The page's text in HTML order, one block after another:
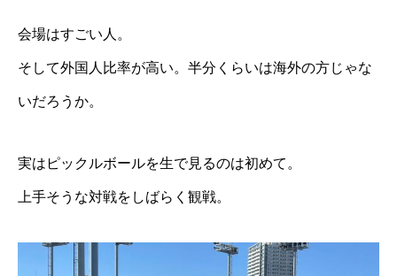
会場はすごい人。
そして外国人比率が高い。半分くらいは海外の方じゃな
いだろうか。
実はピックルボールを生で見るのは初めて。
上手そうな対戦をしばらく観戦。